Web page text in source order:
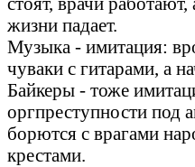
жизни падает.
Музыка - имитация:
чуваки с гитарами, а
Байкеры - тоже
оргпреступности под
борются с врагами
крестами.